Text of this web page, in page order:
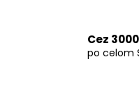
Cez
po celom